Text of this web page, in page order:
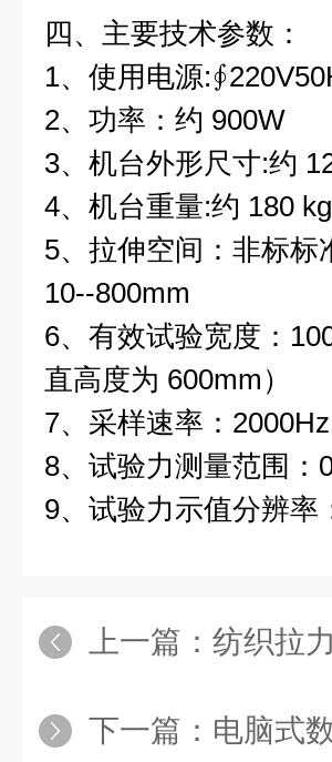
四、主要技术参数：
1、使用电源
2、功率：约 900W
3、机台外形尺寸:约
4、机台重量:约 180 kg
5、拉伸空间：非标标
10--800mm
6、有效试验宽度：
直高度为 600mm）
7、采样速率：2000Hz
8、试验力测量范围
9、试验力示值分辨率
上一篇： 纺织拉
下一篇： 电脑式